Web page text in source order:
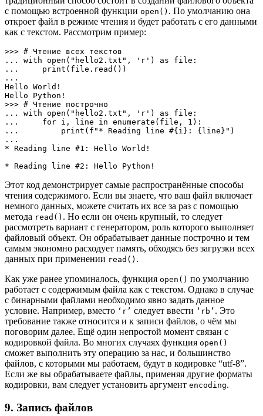
с помощью встроенной функции open() . По умолчанию она
откроет файл в режиме чтения и будет работать с его данными
как с текстом. Рассмотрим пример:
>>> # Чтение всех текстов
... with open("hello2.txt", 'r') as file:
...     print(file.read())
...
Hello World!
Hello Python!
>>> # Чтение построчно
... with open("hello2.txt", 'r') as file:
...     for i, line in enumerate(file, 1):
...         print(f"* Reading line #{i}: {line}")
...
* Reading line #1: Hello World!
* Reading line #2: Hello Python!
Этот код демонстрирует самые распространённые способы
чтения содержимого. Если вы знаете, что ваш файл включает
немного данных, можете считать их все за раз с помощью
метода read() . Но если он очень крупный, то следует
рассмотреть вариант с генератором, роль которого выполняет
файловый объект. Он обрабатывает данные построчно и тем
самым экономно расходует память, обходясь без загрузки всех
данных при применении read() .
Как уже ранее упоминалось, функция open() по умолчанию
работает с содержимым файла как с текстом. Однако в случае
с бинарными файлами необходимо явно задать данное
условие. Например, вместо ‘r’ следует ввести ‘rb’ . Это
требование также относится и к записи файлов, о чём мы
поговорим далее. Ещё один непростой момент связан с
кодировкой файла. Во многих случаях функция open()
сможет выполнить эту операцию за нас, и большинство
файлов, с которыми мы работаем, будут в кодировке “utf-8”.
Если же вы обрабатываете файлы, применяя другие форматы
кодировки, вам следует установить аргумент encoding.
9. Запись файлов